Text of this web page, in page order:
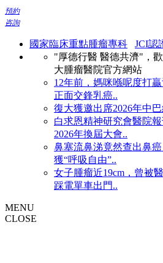
預約
咨詢
國家臨床重點腫瘤專科
JCI認
"厚德行醫 醫德共濟"，
大腫瘤醫院官方網站
12年前，媽咪喺呢度打
正面交鋒乳癌..
復大獲邀出席2026年中
白求恩精神研究會醫院
2026年換屆大會..
鼻塞流鼻涕竟然查出鼻
獲“呼吸自由”..
女子腫瘤近19cm，曾被
踩電單車出門..
MENU
CLOSE